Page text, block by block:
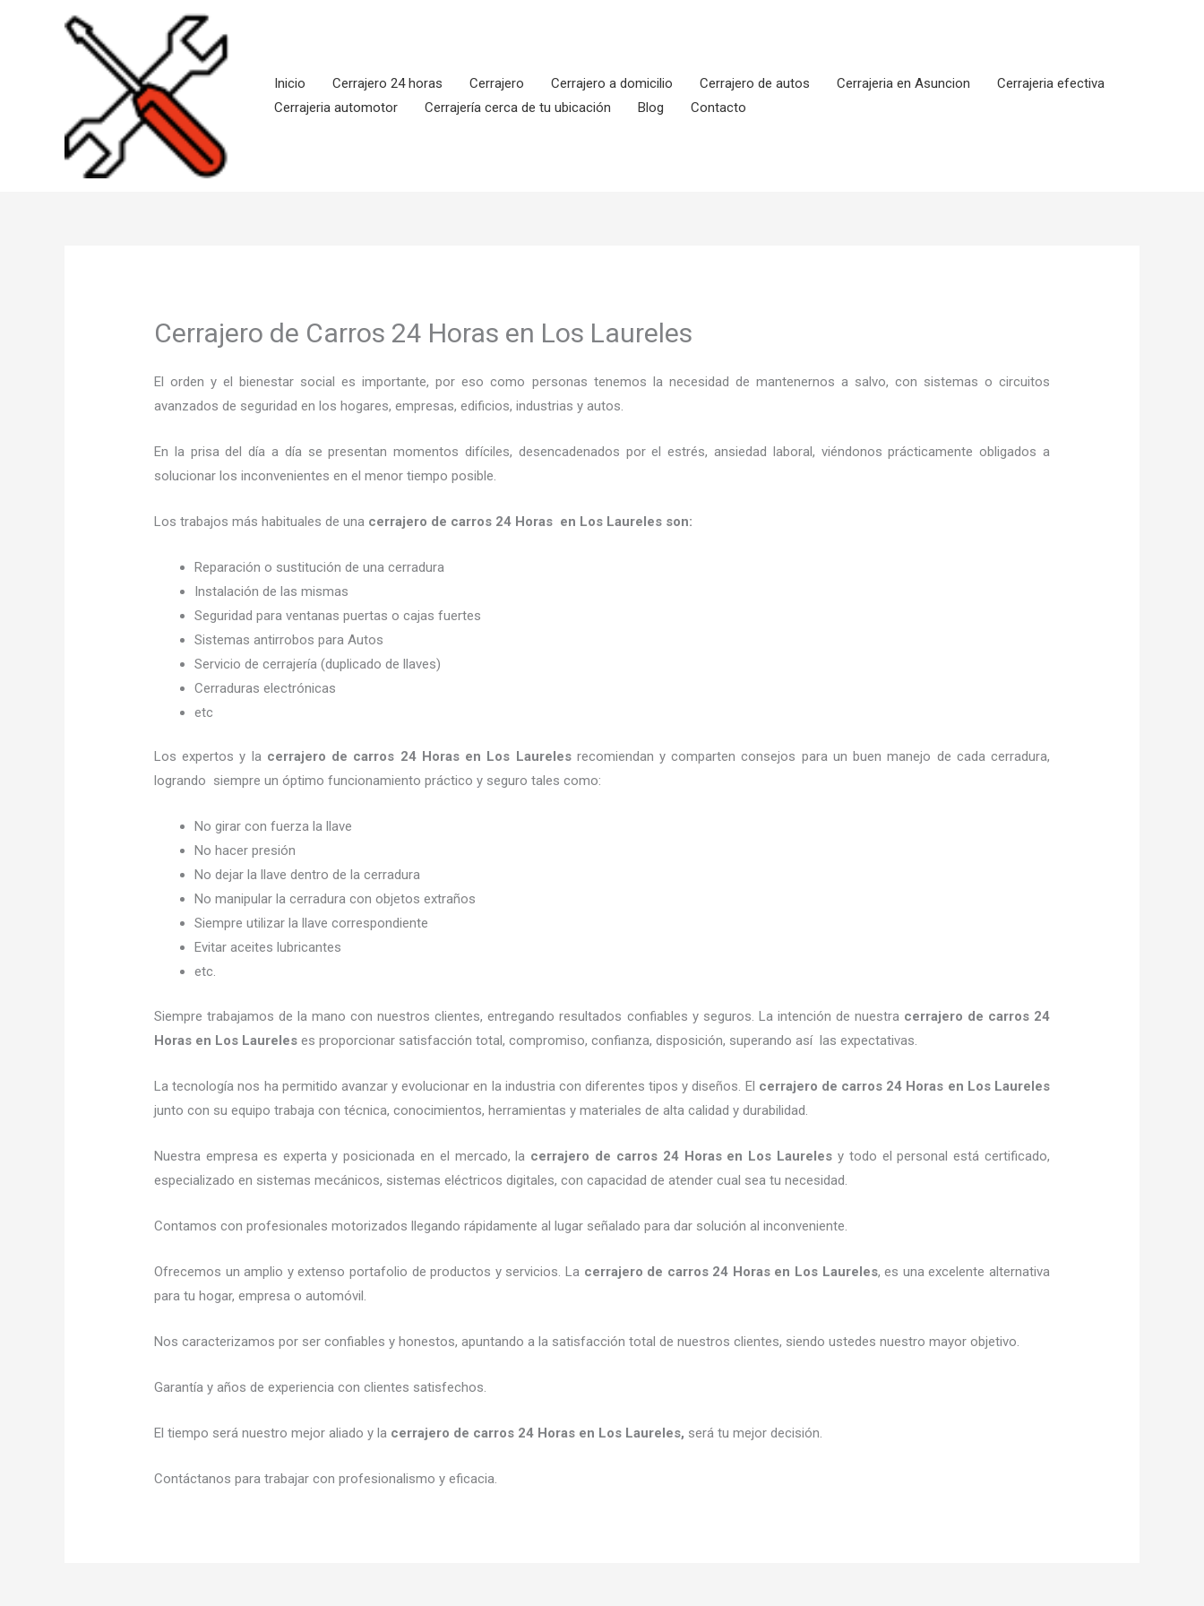
Inicio
Cerrajero 24 horas Cerrajero Cerrajero a domicilio Cerrajero de autos Cerrajeria en Asuncion
Cerrajeria efectiva
Cerrajeria automotor
Cerrajería cerca de tu ubicación Blog Contacto
Cerrajero de Carros 24 Horas en Los Laureles
El orden y el bienestar social es importante, por eso como personas tenemos la necesidad de mantenernos a salvo, con sistemas o circuitos
avanzados de seguridad en los hogares, empresas, edificios, industrias y autos.
En la prisa del día a día se presentan momentos difíciles, desencadenados por el estrés, ansiedad laboral, viéndonos prácticamente obligados a
solucionar los inconvenientes en el menor tiempo posible.
Los trabajos más habituales de una cerrajero de carros 24 Horas en Los Laureles son:
Reparación o sustitución de una cerradura
Instalación de las mismas
Seguridad para ventanas puertas o cajas fuertes
Sistemas antirrobos para Autos
Servicio de cerrajería (duplicado de llaves)
Cerraduras electrónicas
etc
Los expertos y la cerrajero de carros 24 Horasen Los Laureles recomiendan y comparten consejos para un buen manejo de cada cerradura,
logrando siempre un óptimo funcionamiento práctico y seguro tales como:
No girar con fuerza la llave
No hacer presión
No dejar la llave dentro de la cerradura
No manipular la cerradura con objetos extraños
Siempre utilizar la llave correspondiente
Evitar aceites lubricantes
etc.
Siempre trabajamos de la mano con nuestros clientes, entregando resultados confiables y seguros. La intención de nuestra cerrajero de carros 24
Horas en Los Laureles es proporcionar satisfacción total, compromiso, confianza, disposición, superando así las expectativas.
La tecnología nos ha permitido avanzar y evolucionar en la industria con diferentes tipos y diseños. El cerrajero de carros 24 Horas en Los Laureles
junto con su equipo trabaja con técnica, conocimientos, herramientas y materiales de alta calidad y durabilidad.
Nuestra empresa es experta y posicionada en el mercado, la cerrajero de carros 24 Horas en Los Laureles y todo el personal está certificado,
especializado en sistemas mecánicos, sistemas eléctricos digitales, con capacidad de atender cual sea tu necesidad.
Contamos con profesionales motorizados llegando rápidamente al lugar señalado para dar solución al inconveniente.
Ofrecemos un amplio y extenso portafolio de productos y servicios. La cerrajero de carros 24 Horasen Los Laureles, es una excelente alternativa
para tu hogar, empresa o automóvil.
Nos caracterizamos por ser confiables y honestos, apuntando a la satisfacción total de nuestros clientes, siendo ustedes nuestro mayor objetivo.
Garantía y años de experiencia con clientes satisfechos.
El tiempo será nuestro mejor aliado y la cerrajero de carros 24 Horas en Los Laureles, será tu mejor decisión.
Contáctanos para trabajar con profesionalismo y eficacia.